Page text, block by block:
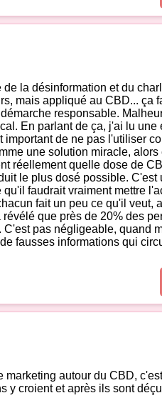
la désinformation et du
mais appliqué au CBD... ça
responsable.
En parlant de ça, j'ai lu une
de ne pas l'utiliser
une solution miracle, alors
réellement quelle dose de
le plus dosé possible. C'est
faudrait vraiment mettre
fait un peu ce qu'il veut,
que près de 20% des
pas négligeable, quand
fausses informations qui
autour du CBD,
y croient et après ils sont